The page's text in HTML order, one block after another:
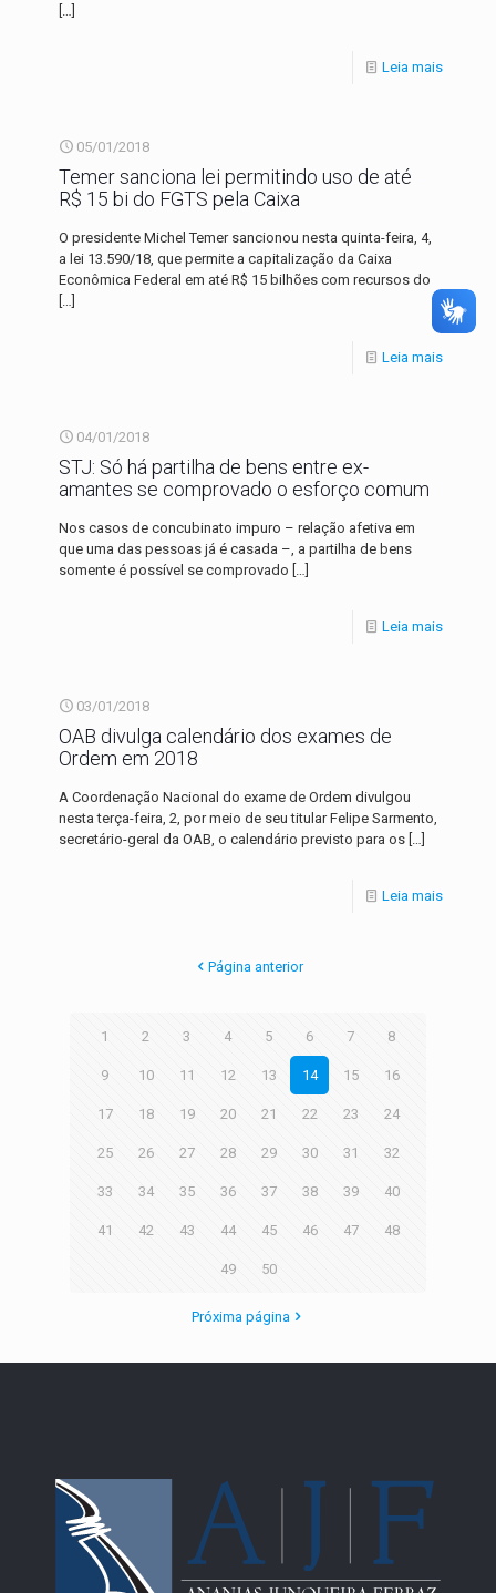
[…]
Leia mais
05/01/2018
Temer sanciona lei permitindo uso de até
R$ 15 bi do FGTS pela Caixa
O presidente Michel Temer sancionou nesta quinta-feira, 4,
a lei 13.590/18, que permite a capitalização da Caixa
Econômica Federal em até R$ 15 bilhões com recursos do
[…]
Leia mais
04/01/2018
STJ: Só há partilha de bens entre ex-
amantes se comprovado o esforço comum
Nos casos de concubinato impuro – relação afetiva em
que uma das pessoas já é casada –, a partilha de bens
somente é possível se comprovado […]
Leia mais
03/01/2018
OAB divulga calendário dos exames de
Ordem em 2018
A Coordenação Nacional do exame de Ordem divulgou
nesta terça-feira, 2, por meio de seu titular Felipe Sarmento,
secretário-geral da OAB, o calendário previsto para os […]
Leia mais
Página anterior
1 2 3 4 5 6 7 8
9 10 11 12 13 14 15 16
17 18 19 20 21 22 23 24
25 26 27 28 29 30 31 32
33 34 35 36 37 38 39 40
41 42 43 44 45 46 47 48
49 50
Próxima página